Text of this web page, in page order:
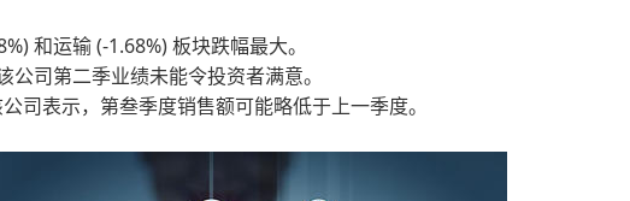
和运输 (-1.68%) 板块跌幅最大。
司第二季业绩未能令投资者满意。
司表示，第叁季度销售额可能略低于上一季度。